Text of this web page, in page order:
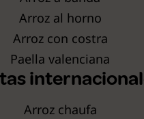
Arroz al horno
Arroz con costra
Paella valenciana
Arroz chaufa